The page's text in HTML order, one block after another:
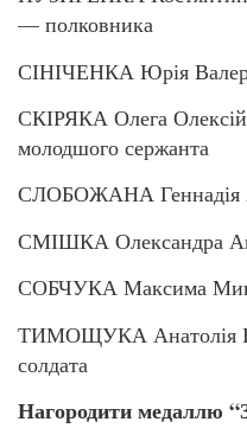
— полковника
СІНІЧЕНКА Юрія
СКІРЯКА Олега
молодшого сержанта
СЛОБОЖАНА Геннадія
СМІШКА Олександра
СОБЧУКА Максима
ТИМОЩУКА Анатолія
солдата
Нагородити медаллю